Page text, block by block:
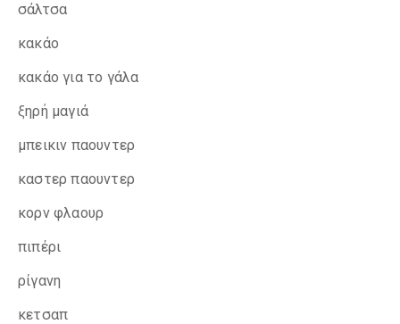
σάλτσα
κακάο
κακάο για το γάλα
ξηρή μαγιά
μπεικιν παουντερ
καστερ παουντερ
κορν φλαουρ
πιπέρι
ρίγανη
κετσαπ